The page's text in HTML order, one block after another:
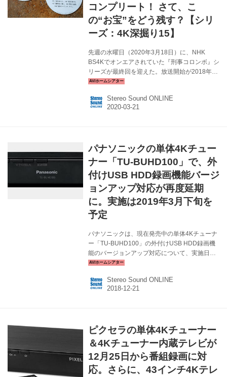
コンプリート！ さて、こ
の“お宝”をどう残す？【シリ
ーズ：4K深掘り15】
先週の水曜日（2020年3月18日）に、NHK
BS4Kでオンエアされていた『刑事コロンボ』シ
リーズが最終回を迎えた。放送開始が2018年12
月31日、BS4K放送開始の目玉コンテンツのひ
終わったというわけ。 以前も書いたかも知れな
いけど、今回の放送は35mmフィルムから4Kス
ノーカットでかつオリジナル通りの順番で放送
された、初の『刑事コロンボ』ではないかと思
います。 個人的にも4Kレコーダーのパナソニッ
クDMR-SC...
Stereo Sound ONLINE
パナソニックの単体4Kチュー
ナー「TU-BUHD100」で、外
付けUSB HDD録画機能バージ
ョンアップ対応が再度延期
に。実施は2019年3月下旬を
予定
パナソニックは、現在発売中の単体4Kチューナ
ー「TU-BUHD100」の外付けUSB HDD録画機
能のバージョンアップ対応について、実施日を
再度延期すると発表した。 同社では本機能のア
までに実施すると告知していたが、ソフト開発
に遅れが発生したため、改めて2019年3月下旬
いだろう。その意味では今回の延期はちょっと
残念だ。パナソニックには一日も早いアップデ
ートの実施を期待したい。 なおStereoSound
ONL...
Stereo Sound ONLINE
ピクセラの単体4Kチューナー
＆4Kチューナー内蔵テレビが
12月25日から番組録画に対
応。さらに、43インチ4Kテレ